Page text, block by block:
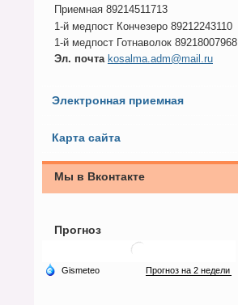
Приемная 89214511713
1-й медпост Кончезеро 89212243110
1-й медпост Готнаволок 89218007968
Эл. почта kosalma.adm@mail.ru
Электронная приемная
Карта сайта
Мы в Вконтакте
Прогноз